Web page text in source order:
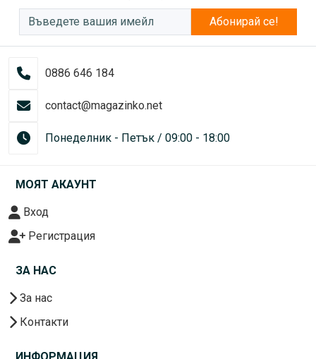
Абонирай се!
0886 646 184
contact@magazinko.net
Понеделник - Петък / 09:00 - 18:00
МОЯТ АКАУНТ
Вход
Регистрация
ЗА НАС
За нас
Контакти
ИНФОРМАЦИЯ